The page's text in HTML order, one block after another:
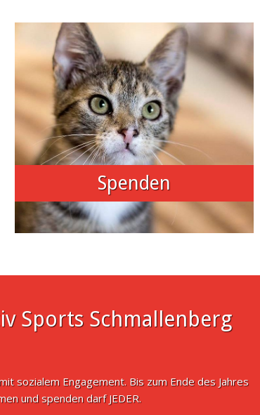
Spenden
Sports Schmallenberg
sozialem Engagement. Bis zum Ende des Jahres
und spenden darf JEDER.